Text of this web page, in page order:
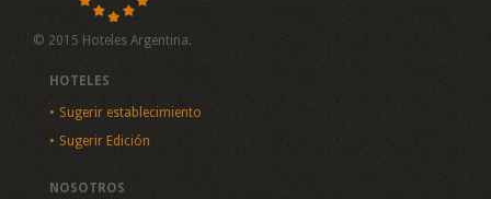
© 2015 Hoteles Argentina.
HOTELES
Sugerir establecimiento
Sugerir Edición
NOSOTROS